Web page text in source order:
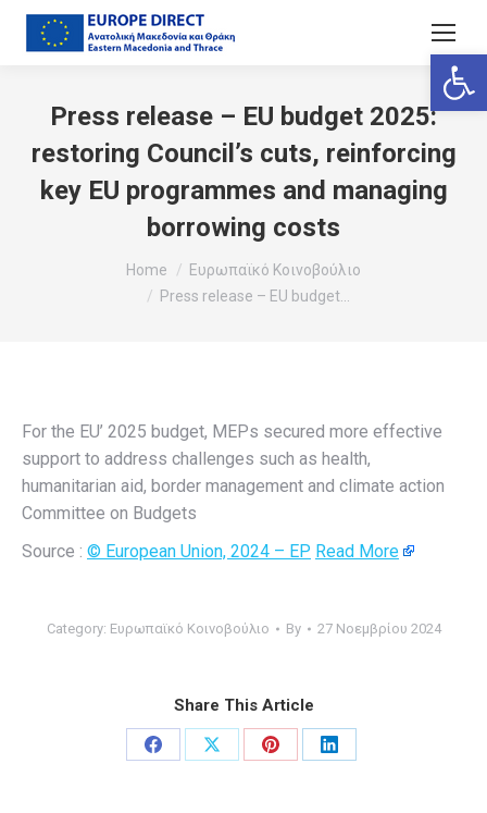
Press release – EU budget 2025:
restoring Council’s cuts, reinforcing
key EU programmes and managing
borrowing costs
Home
Ευρωπαϊκό Κοινοβούλιο
Press release – EU budget…
For the EU’ 2025 budget, MEPs secured more effective
support to address challenges such as health,
humanitarian aid, border management and climate action
Committee on Budgets
Source : © European Union, 2024 – EP Read More
Category: Ευρωπαϊκό Κοινοβούλιο By 27 Νοεμβρίου 2024
Share This Article
Share
Share
Share
Share